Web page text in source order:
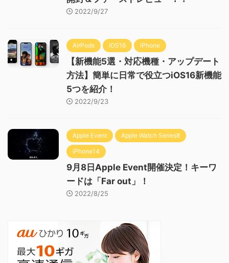
2022/9/27
AirPods iOS16 iPhone
【新機能5選・対応機種・アップデート
方法】簡単に日常で役立つiOS16新機能
5つを紹介！
2022/9/23
Apple Event Apple Watch Series8
iPhone14
9月8日Apple Event開催決定！キーワ
ードは「Far out」！
2022/8/25